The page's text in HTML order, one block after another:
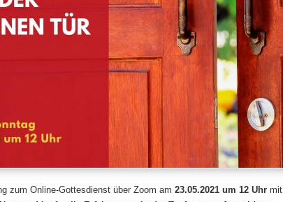
zum Online-Gottesdienst über Zoom am 23.05.2021 um 12 Uhr mit